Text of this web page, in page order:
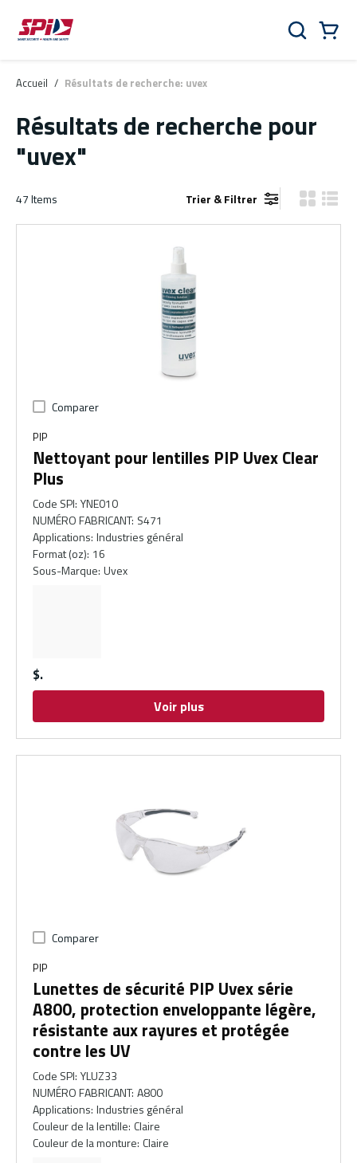
Aller au contenu principal
Skip to menu
Skip to footer
Rechercher
Accueil / Résultats de recherche: uvex
Résultats de recherche pour
"uvex"
47Items Trier & Filtrer Vue grille
Vue
Comparer
PIP
Nettoyant pour lentilles PIP Uvex Clear
Plus
Code SPI: YNE010
NUMÉRO FABRICANT: S471
Applications: Industries général
Format (oz): 16
Sous-Marque: Uvex
$
Voir plus
Comparer
PIP
Lunettes de sécurité PIP Uvex série
A800, protection enveloppante légère,
résistante aux rayures et protégée
contre les UV
Code SPI: YLUZ33
NUMÉRO FABRICANT: A800
Applications: Industries général
Couleur de la lentille: Claire
Couleur de la monture: Claire